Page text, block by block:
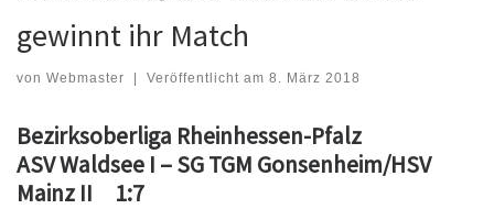
gewinnt ihr Match
von Webmaster Veröffentlicht am 8. März 2018
Bezirksoberliga Rheinhessen-Pfalz
ASV Waldsee I – SG TGM Gonsenheim/HSV
Mainz II 1:7